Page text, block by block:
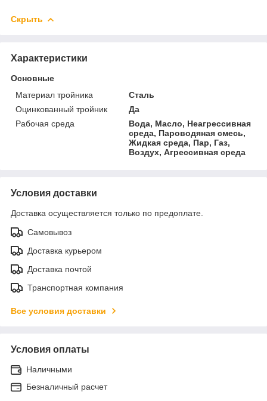
Скрыть
Характеристики
Основные
Материал тройника
Сталь
Оцинкованный тройник
Да
Рабочая среда
Вода, Масло, Неагрессивная
среда, Пароводяная смесь,
Жидкая среда, Пар, Газ,
Воздух, Агрессивная среда
Условия доставки
Доставка осуществляется только по предоплате.
Самовывоз
Доставка курьером
Доставка почтой
Транспортная компания
Все условия доставки
Условия оплаты
Наличными
Безналичный расчет